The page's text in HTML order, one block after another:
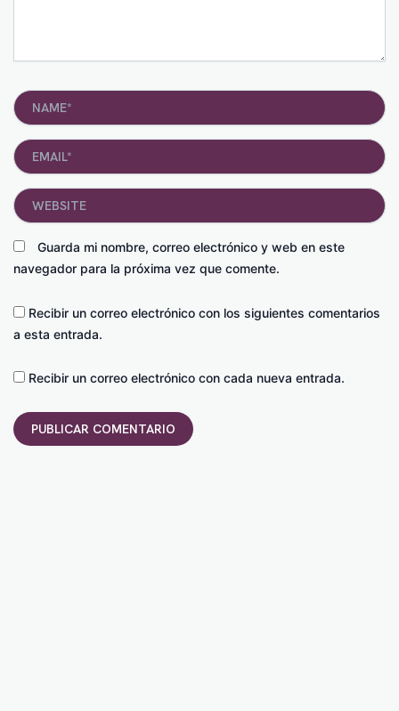
Name*
Email*
Guarda mi nombre, correo electrónico y web en este
navegador para la próxima vez que comente.
Website
Recibir un correo electrónico con los siguientes comentarios
a esta entrada.
Recibir un correo electrónico con cada nueva entrada.